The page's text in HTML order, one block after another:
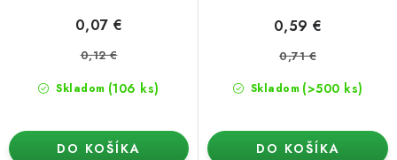
Skladom (106 ks)
0,07 €
0,12 €
DO KOŠÍKA
Skladom (>500 ks)
0,59 €
0,71 €
DO KOŠÍKA